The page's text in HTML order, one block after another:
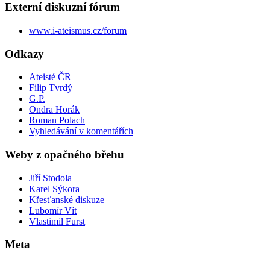
Externí diskuzní fórum
www.i-ateismus.cz/forum
Odkazy
Ateisté ČR
Filip Tvrdý
G.P.
Ondra Horák
Roman Polach
Vyhledávání v komentářích
Weby z opačného břehu
Jiří Stodola
Karel Sýkora
Křesťanské diskuze
Lubomír Vít
Vlastimil Furst
Meta